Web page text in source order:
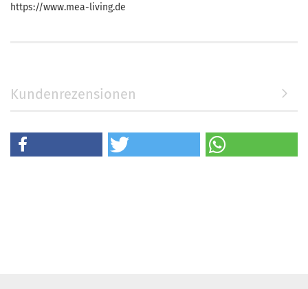
https://www.mea-living.de
Kundenrezensionen